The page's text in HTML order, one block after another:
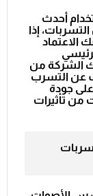
أحدث
إذا
الاعتماد
الشركة من
عن التسرب
جودة
من تأثيرات